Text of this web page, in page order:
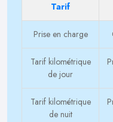
Tarif
Prise en charge
Tarif kilométrique
de jour
Tarif kilométrique
de nuit